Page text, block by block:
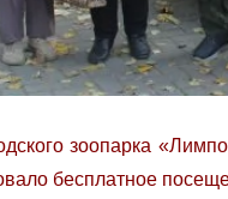
зоопарка
бесплатное